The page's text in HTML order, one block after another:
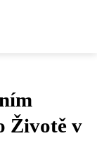
Životě v